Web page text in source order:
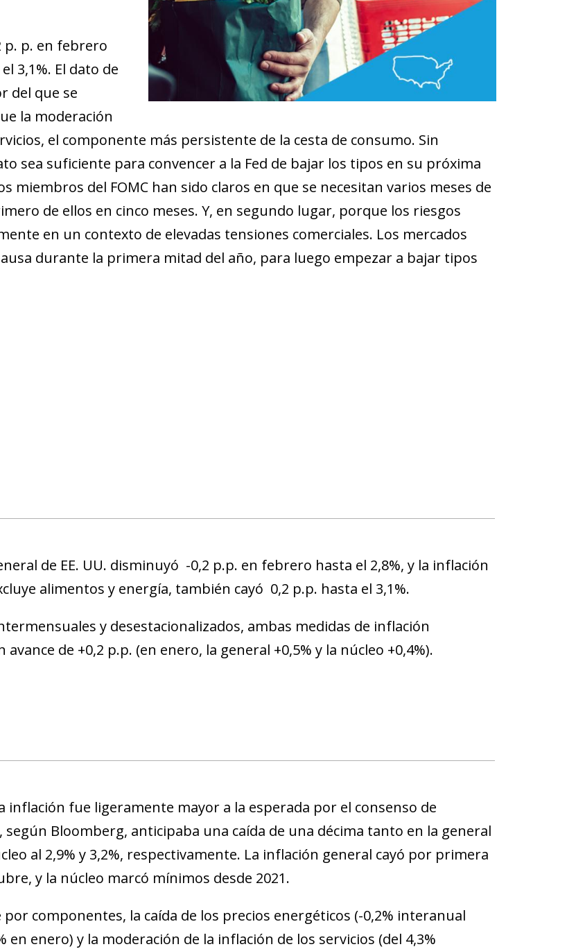
p. p. en febrero
3,1%. El dato de
del que se
la moderación
el componente más persistente de la cesta de consumo. Sin
sea suficiente para convencer a la Fed de bajar los tipos en su próxima
del FOMC han sido claros en que se necesitan varios meses de
de ellos en cinco meses. Y, en segundo lugar, porque los riesgos
en un contexto de elevadas tensiones comerciales. Los mercados
durante la primera mitad del año, para luego empezar a bajar tipos
de EE. UU. disminuyó -0,2 p.p. en febrero hasta el 2,8%, y la inflación
alimentos y energía, también cayó 0,2 p.p. hasta el 3,1%.
y desestacionalizados, ambas medidas de inflación
de +0,2 p.p. (en enero, la general +0,5% y la núcleo +0,4%).
inflación fue ligeramente mayor a la esperada por el consenso de
según Bloomberg, anticipaba una caída de una décima tanto en la general
al 2,9% y 3,2%, respectivamente. La inflación general cayó por primera
y la núcleo marcó mínimos desde 2021.
por componentes, la caída de los precios energéticos (-0,2% interanual
en enero) y la moderación de la inflación de los servicios (del 4,3%